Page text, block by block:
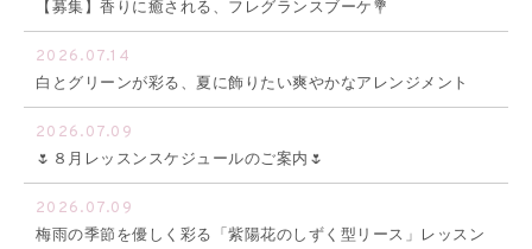
【募集】香りに癒される、フレグランスブーケ💐
2026.07.14
白とグリーンが彩る、夏に飾りたい爽やかなアレンジメント
2026.07.09
🌷８月レッスンスケジュールのご案内🌷
2026.07.09
梅雨の季節を優しく彩る「紫陽花のしずく型リース」レッスン